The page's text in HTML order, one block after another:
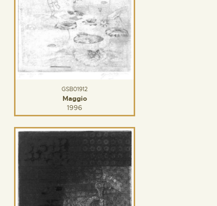
GSB01912
Maggio
1996